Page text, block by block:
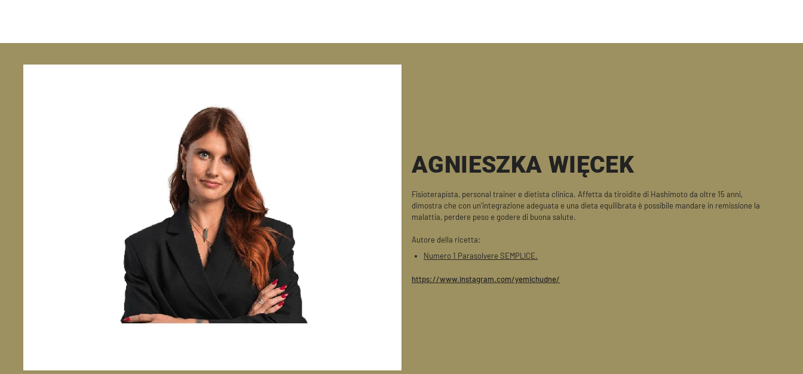
AGNIESZKA WIĘCEK
Fisioterapista, personal trainer e dietista clinica. Affetta da tiroidite di Hashimoto da oltre 15 anni,
dimostra che con un'integrazione adeguata e una dieta equilibrata è possibile mandare in remissione la
malattia, perdere peso e godere di buona salute.
Autore della ricetta:
Numero 1 Parasolvere SEMPLICE.
https://www.instagram.com/yemichudne/